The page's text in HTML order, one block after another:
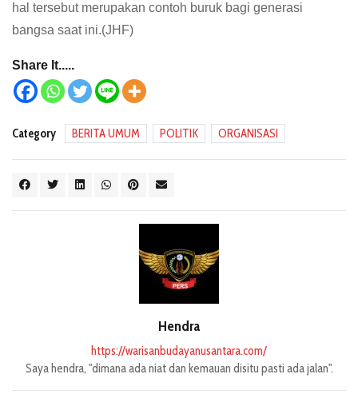
hal tersebut merupakan contoh buruk bagi generasi
bangsa saat ini.(JHF)
Share It.....
Category BERITA UMUM POLITIK ORGANISASI
Hendra
https://warisanbudayanusantara.com/
Saya hendra, "dimana ada niat dan kemauan disitu pasti ada jalan".